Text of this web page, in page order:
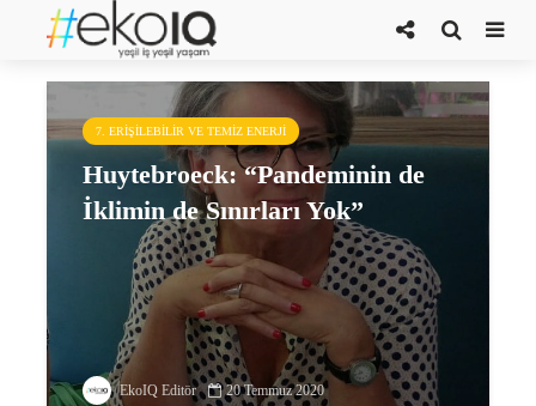
Kadri Simson
7. ERIŞILEBILIR VE TEMIZ ENERJI
Huytebroeck: “Pandeminin de
İklimin de Sınırları Yok”
EkoIQ Editör 20 Temmuz 2020